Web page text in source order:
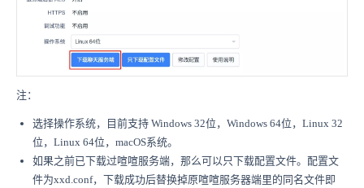
注：
选择操作系统，目前支持 Windows 32位，Windows 64位，Linux 32
位，Linux 64位，macOS系统。
如果之前已下载过喧喧服务端，那么可以只下载配置文件。配置文
件为xxd.conf，下载成功后替换掉原喧喧服务器端里的同名文件即